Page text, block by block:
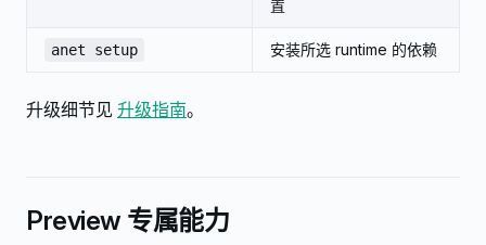
置
anet setup 安装所选 runtime 的依赖
升级细节见 升级指南。
Preview 专属能力